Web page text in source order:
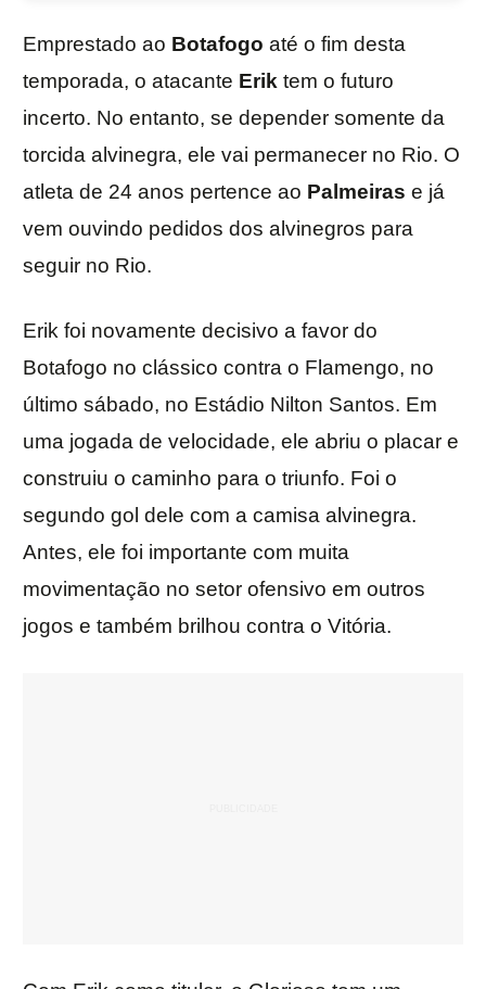
Emprestado ao Botafogo até o fim desta
temporada, o atacante Erik tem o futuro
incerto. No entanto, se depender somente da
torcida alvinegra, ele vai permanecer no Rio. O
atleta de 24 anos pertence ao Palmeiras e já
vem ouvindo pedidos dos alvinegros para
seguir no Rio.
Erik foi novamente decisivo a favor do
Botafogo no clássico contra o Flamengo, no
último sábado, no Estádio Nilton Santos. Em
uma jogada de velocidade, ele abriu o placar e
construiu o caminho para o triunfo. Foi o
segundo gol dele com a camisa alvinegra.
Antes, ele foi importante com muita
movimentação no setor ofensivo em outros
jogos e também brilhou contra o Vitória.